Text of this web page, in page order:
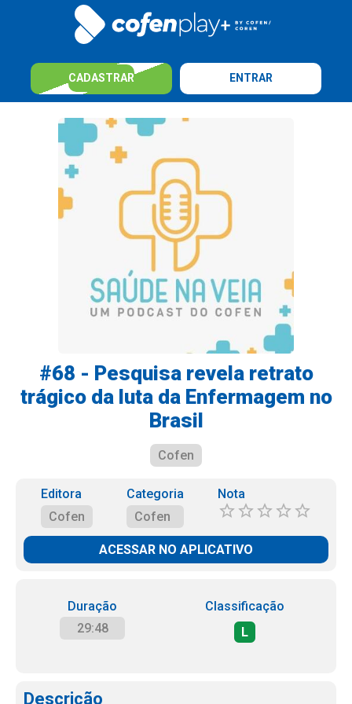
CADASTRAR ENTRAR
#68 - Pesquisa revela retrato
trágico da luta da Enfermagem no
Brasil
Cofen
Editora
Cofen
Categoria
Cofen
Nota
ACESSAR NO APLICATIVO
Duração
29:48
Classificação
L
Descrição